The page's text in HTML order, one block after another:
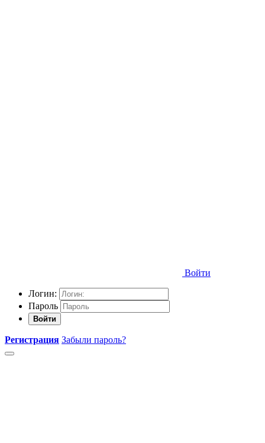
Войти
Логин:
Пароль
Войти
Регистрация Забыли пароль?